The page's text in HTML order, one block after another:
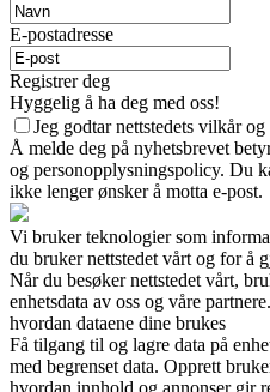
E-postadresse
Registrer deg
Hyggelig å ha deg med oss!
Jeg godtar nettstedets vilkår og
Å melde deg på nyhetsbrevet
og personopplysningspolicy. Du
ikke lenger ønsker å motta e-post.
Vi bruker teknologier som
du bruker nettstedet vårt og for å
Når du besøker nettstedet vårt,
enhetsdata av oss og våre
hvordan dataene dine brukes
Få tilgang til og lagre data på
med begrenset data. Opprett